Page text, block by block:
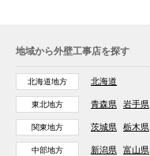
地域から外壁工事店を探す
北海道地方 北海道
東北地方 青森県 岩手県
関東地方 茨城県 栃木県
中部地方 新潟県 富山県